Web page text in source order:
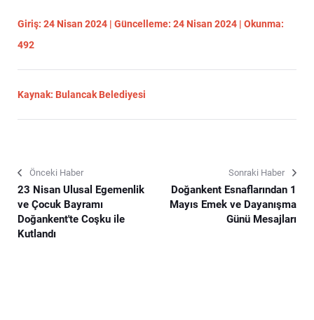
Giriş: 24 Nisan 2024 | Güncelleme: 24 Nisan 2024 | Okunma:
492
Kaynak: Bulancak Belediyesi
Önceki Haber
23 Nisan Ulusal Egemenlik
ve Çocuk Bayramı
Doğankent'te Coşku ile
Kutlandı
Sonraki Haber
Doğankent Esnaflarından 1
Mayıs Emek ve Dayanışma
Günü Mesajları